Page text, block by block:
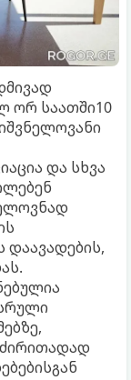
ორ საათში10
და სხვა
დაავადების,